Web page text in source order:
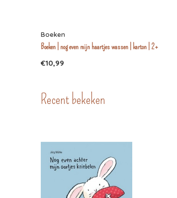
Boeken
Boeken | nog even mijn haartjes wassen | karton | 2+
€10,99
Recent bekeken